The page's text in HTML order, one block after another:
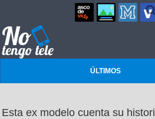
ÚLTIMOS
Esta ex modelo cuenta su